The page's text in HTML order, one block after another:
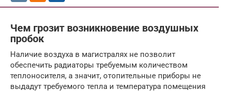
Чем грозит возникновение воздушных
пробок
Наличие воздуха в магистралях не позволит
обеспечить радиаторы требуемым количеством
теплоносителя, а значит, отопительные приборы не
выдадут требуемого тепла и температура помещения